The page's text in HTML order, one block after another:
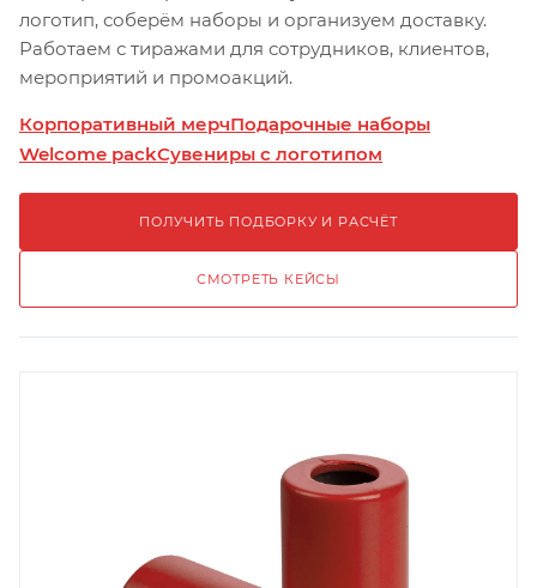
логотип, соберём наборы и организуем доставку.
Работаем с тиражами для сотрудников, клиентов,
мероприятий и промоакций.
Корпоративный мерчПодарочные наборы
Welcome packСувениры с логотипом
ПОЛУЧИТЬ ПОДБОРКУ И РАСЧЁТ
СМОТРЕТЬ КЕЙСЫ